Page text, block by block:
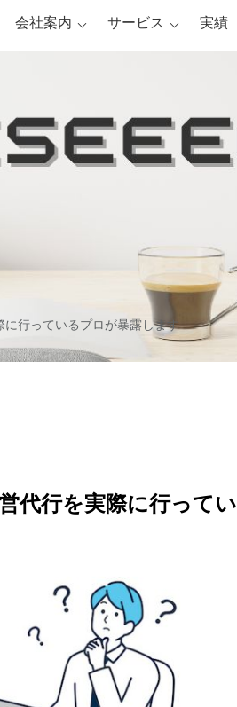
会社案内 サービス 実績
行っているプロが暴露します
代行を実際に行ってい